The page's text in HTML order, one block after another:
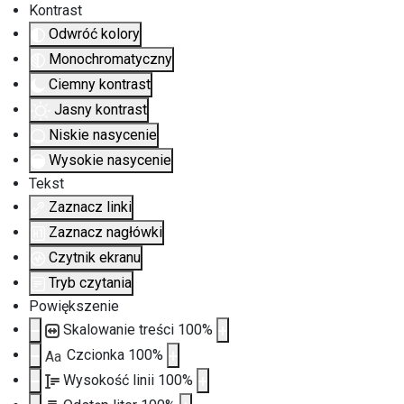
Kontrast
Odwróć kolory
Monochromatyczny
Ciemny kontrast
Jasny kontrast
Niskie nasycenie
Wysokie nasycenie
Tekst
Zaznacz linki
Zaznacz nagłówki
Czytnik ekranu
Tryb czytania
Powiększenie
Skalowanie treści 100%
Aa Czcionka 100%
Wysokość linii 100%